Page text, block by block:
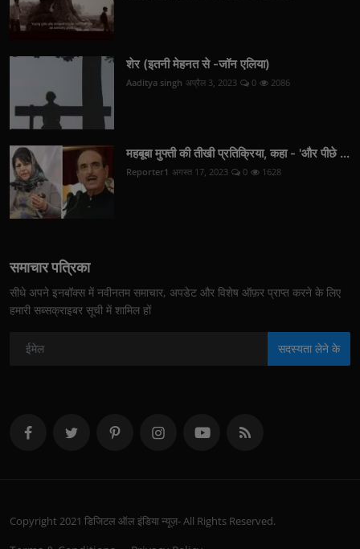
शेर (इतनी मेहनत से -जॉन एलिया)
Aaditya singh अप्रैल 3, 2023 0 2086
महबूबा मुफ्ती की तीखी प्रतिक्रिया, कहा - 'और पीछे ...
Reporter1 अगस्त 17, 2023 0 1628
समाचार पत्रिका
सीधे अपने इनबॉक्स में नवीनतम समाचार, अपडेट और विशेष ऑफ़र प्राप्त करने के लिए
हमारी सब्सक्राइबर सूची में शामिल हों
सदस्यता लेने के
Copyright 2021 डिजिटल ऑल इंडिया न्यूज़- All Rights Reserved.